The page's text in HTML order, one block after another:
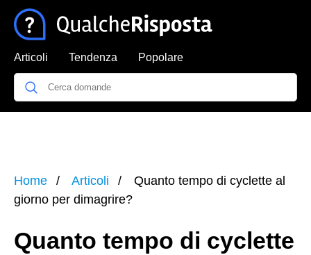
Articoli Tendenza Popolare
Home Articoli
Quanto tempo di cyclette al
giorno per dimagrire?
Quanto tempo di cyclette